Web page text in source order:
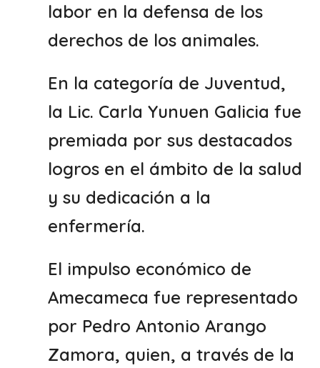
labor en la defensa de los
derechos de los animales.
En la categoría de Juventud,
la Lic. Carla Yunuen Galicia fue
premiada por sus destacados
logros en el ámbito de la salud
y su dedicación a la
enfermería.
El impulso económico de
Amecameca fue representado
por Pedro Antonio Arango
Zamora, quien, a través de la